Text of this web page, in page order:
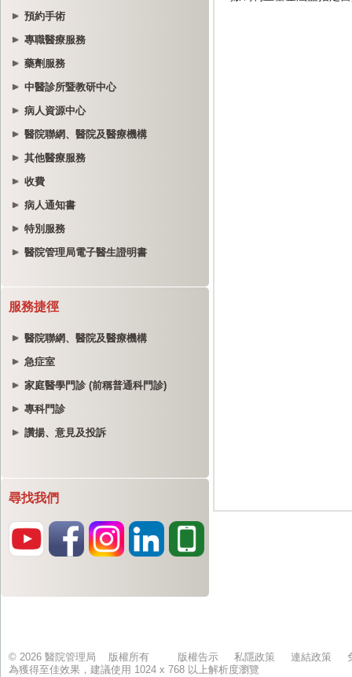
預約手術
專職醫療服務
藥劑服務
中醫診所暨教研中心
病人資源中心
醫院聯網、醫院及醫療機構
其他醫療服務
收費
病人通知書
特別服務
醫院管理局電子醫生證明書
服務捷徑
醫院聯網、醫院及醫療機構
急症室
家庭醫學門診 (前稱普通科門診)
專科門診
讚揚、意見及投訴
尋找我們
© 2026 醫院管理局 版權所有 版權告示 私隱政策 連結政策
為獲得至佳效果，建議使用 1024 x 768 以上解析度瀏覽